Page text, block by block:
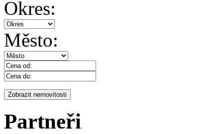
Okres:
Město:
Partneři